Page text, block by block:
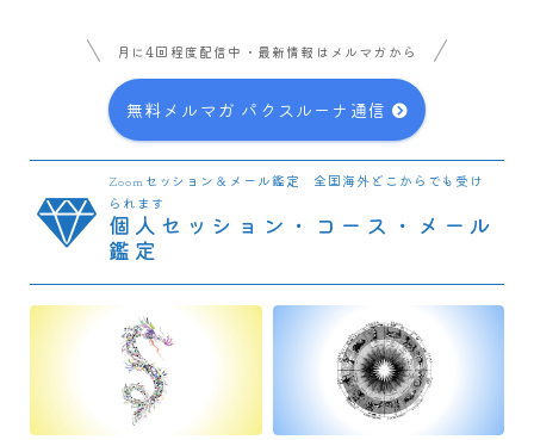
月に4回程度配信中・最新情報はメルマガから
無料メルマガ パクスルーナ通信
Zoomセッション＆メール鑑定 全国海外どこからでも受け
られます
個人セッション・コース・メール
鑑定